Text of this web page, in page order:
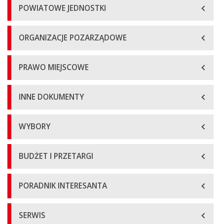
POWIATOWE JEDNOSTKI
ORGANIZACJE POZARZĄDOWE
PRAWO MIEJSCOWE
INNE DOKUMENTY
WYBORY
BUDŻET I PRZETARGI
PORADNIK INTERESANTA
SERWIS